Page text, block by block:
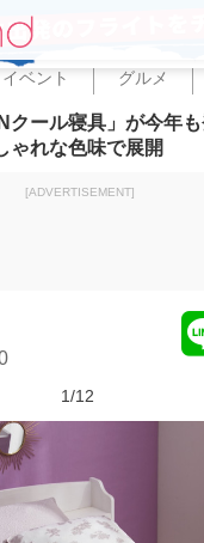
イベント グルメ
クール寝具」が今年
ゃれな色味で展開
[ADVERTISEMENT]
1/12